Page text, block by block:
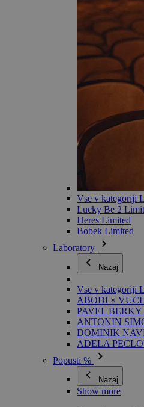
Vse v kategoriji
Lucky Be 2
Heres Limited
Bobek Limited
Laboratory
Nazaj
Vse v kategoriji
ABODI ×
PAVEL
ANTONIN
DOMINIK
ADELA
Popusti %
Nazaj
Show more